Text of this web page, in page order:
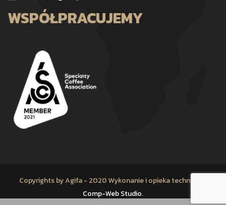
WSPÓŁPRACUJEMY
Copyrights by Agifa - 2020 Wykonanie i opieka techniczna
Comp-Web Studio.